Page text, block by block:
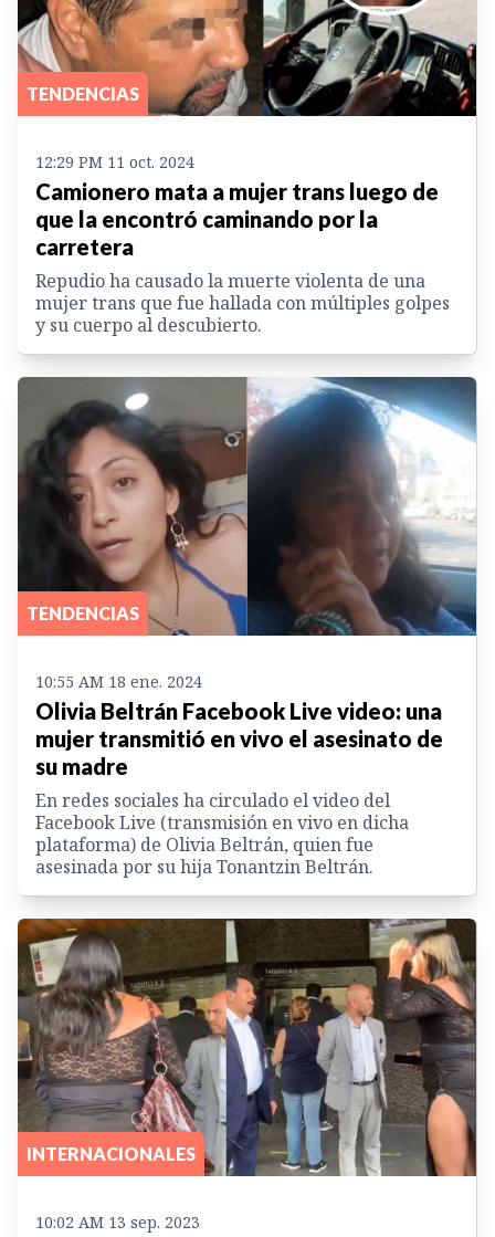
TENDENCIAS
12:29 PM 11 oct. 2024
Camionero mata a mujer trans luego de
que la encontró caminando por la
carretera
Repudio ha causado la muerte violenta de una
mujer trans que fue hallada con múltiples golpes
y su cuerpo al descubierto.
TENDENCIAS
10:55 AM 18 ene. 2024
Olivia Beltrán Facebook Live video: una
mujer transmitió en vivo el asesinato de
su madre
En redes sociales ha circulado el video del
Facebook Live (transmisión en vivo en dicha
plataforma) de Olivia Beltrán, quien fue
asesinada por su hija Tonantzin Beltrán.
INTERNACIONALES
10:02 AM 13 sep. 2023